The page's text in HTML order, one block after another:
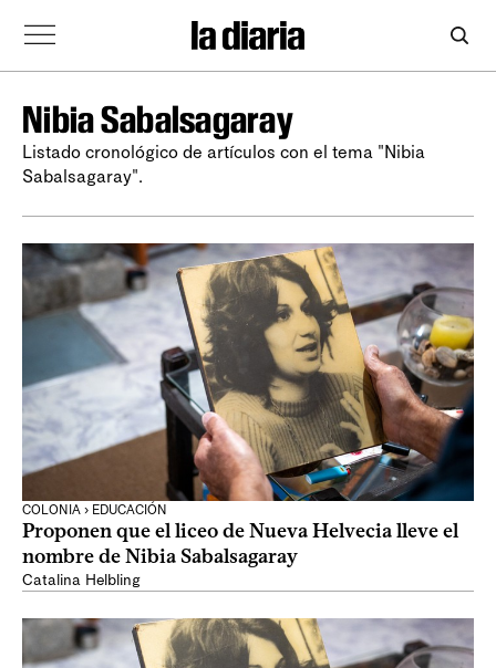
Nibia Sabalsagaray
Listado cronológico de artículos con el tema "Nibia
Sabalsagaray".
COLONIA › EDUCACIÓN
Proponen que el liceo de Nueva Helvecia lleve el
nombre de Nibia Sabalsagaray
Catalina Helbling